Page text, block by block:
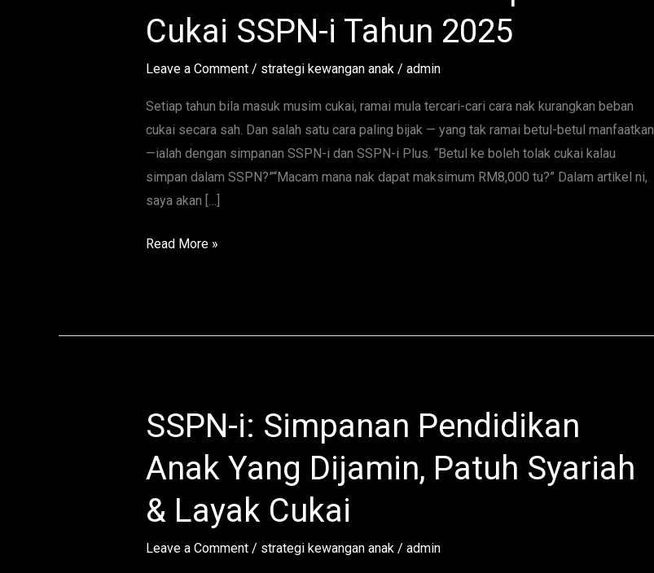
Cukai SSPN-i Tahun 2025
Leave a Comment / strategi kewangan anak/ admin
Setiap tahun bila masuk musim cukai, ramai mula tercari-cari cara nak kurangkan beban
cukai secara sah. Dan salah satu cara paling bijak — yang tak ramai betul-betul manfaatkan
—ialah dengan simpanan SSPN-i dan SSPN-i Plus. “Betul ke boleh tolak cukai kalau
simpan dalam SSPN?”“Macam mana nak dapat maksimum RM8,000 tu?” Dalam artikel ni,
saya akan […]
Maksimumkan
Pelepasan
SSPN-
i
Tahun
2025
Read More »
SSPN-i: Simpanan Pendidikan
Anak Yang Dijamin, Patuh Syariah
& Layak Cukai
Leave a Comment / strategi kewangan anak/ admin
SSPN-
i:
Simpanan
Anak